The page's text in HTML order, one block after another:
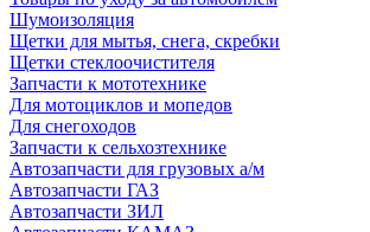
Шумоизоляция
Щетки для мытья, снега, скребки
Щетки стеклоочистителя
Запчасти к мототехнике
Для мотоциклов и мопедов
Для снегоходов
Запчасти к сельхозтехнике
Автозапчасти для грузовых а/м
Автозапчасти ГАЗ
Автозапчасти ЗИЛ